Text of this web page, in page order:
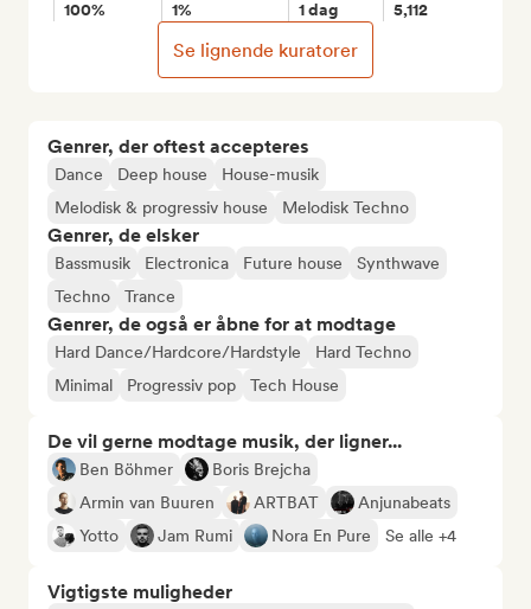
Genrer, der oftest accepteres
Dance Deep house
House-musik
Melodisk & progressiv house
Melodisk Techno
Genrer, de elsker
Bassmusik Electronica Future house
Synthwave
Techno
Trance
Genrer, de også er åbne for at modtage
Hard Dance/Hardcore/Hardstyle
Hard Techno
Minimal
Progressiv pop Tech House
De vil gerne modtage musik, der ligner...
Ben Böhmer
Boris Brejcha
Armin van Buuren
ARTBAT
Anjunabeats
Yotto
Jam Rumi Nora En Pure Se alle +4
Vigtigste muligheder
100% 1% 1 dag 5,112
Se lignende kuratorer